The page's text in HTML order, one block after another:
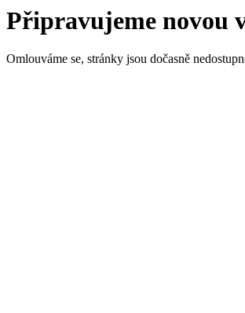
Připravujeme novou
Omlouváme se, stránky jsou dočasně